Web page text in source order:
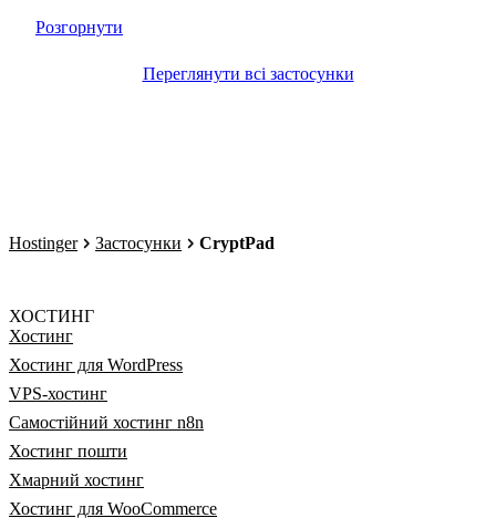
Розгорнути
Переглянути всі застосунки
Hostinger Застосунки CryptPad
ХОСТИНГ
Хостинг
Хостинг для WordPress
VPS-хостинг
Самостійний хостинг n8n
Хостинг пошти
Хмарний хостинг
Хостинг для WooCommerce